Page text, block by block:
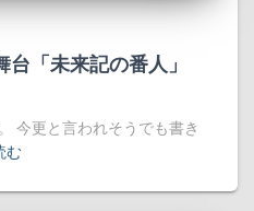
「未来記の番人」
今更と言われそうでも書き
む